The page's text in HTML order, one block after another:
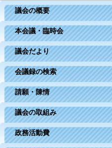
議会の概要
本会議・臨時会
議会だより
会議録の検索
請願・陳情
議会の取組み
政務活動費